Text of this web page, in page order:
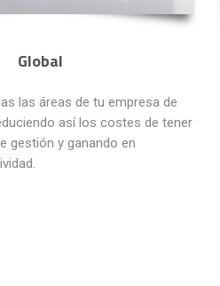
Global
las áreas de tu empresa de
así los costes de tener
gestión y ganando en